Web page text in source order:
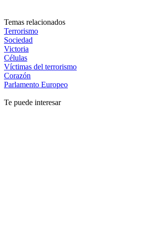
Temas relacionados
Terrorismo
Sociedad
Victoria
Células
Víctimas del terrorismo
Corazón
Parlamento Europeo
Te puede interesar